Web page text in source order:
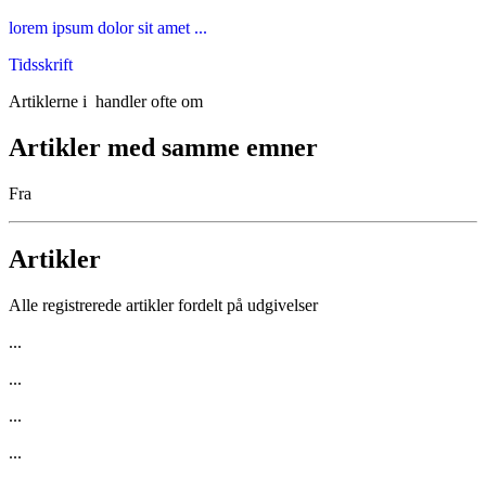
lorem ipsum dolor sit amet ...
Tidsskrift
Artiklerne i handler ofte om
Artikler med samme emner
Fra
Artikler
Alle registrerede artikler fordelt på udgivelser
...
...
...
...